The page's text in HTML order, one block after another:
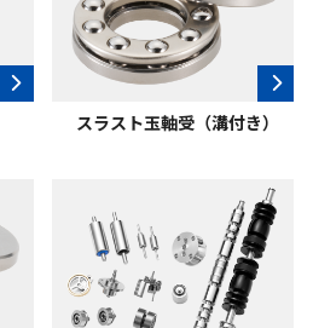
スラスト玉軸受（溝付き）